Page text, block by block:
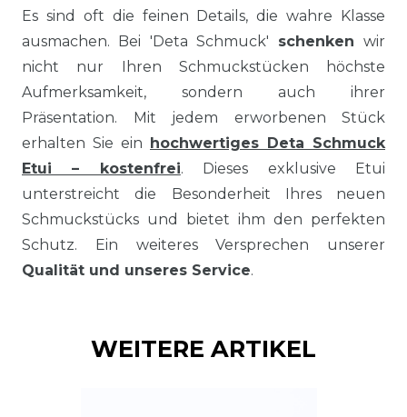
Es sind oft die feinen Details, die wahre Klasse
ausmachen. Bei 'Deta Schmuck' schenkenwir
nicht nur Ihren Schmuckstücken höchste
Aufmerksamkeit, sondern auch ihrer
Präsentation. Mit jedem erworbenen Stück
erhalten Sie ein
hochwertiges Deta Schmuck
Etui – kostenfrei. Dieses exklusive Etui
unterstreicht die Besonderheit Ihres neuen
Schmuckstücks und bietet ihm den perfekten
Schutz. Ein weiteres Versprechen unserer
Qualität und unseres Service.
WEITERE ARTIKEL